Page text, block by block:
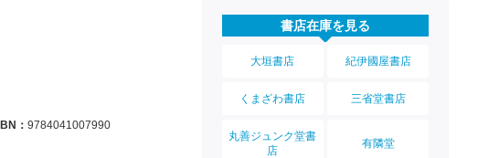
： 9784041007990
書店在庫を見る
大垣書店 紀伊國屋書店
くまざわ書店 三省堂書店
丸善ジュンク堂書
店
有隣堂